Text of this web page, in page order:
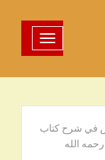
تبديل
في شرح كتاب
الله